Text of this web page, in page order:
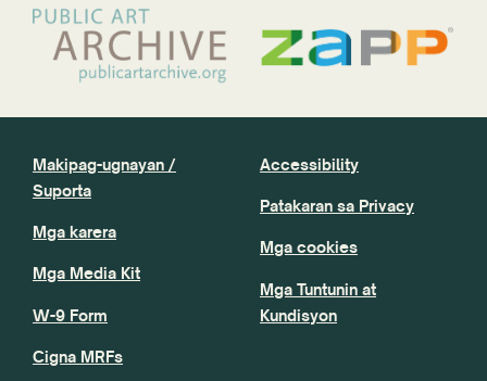
Makipag-ugnayan /
Suporta
Mga karera
Mga Media Kit
W-9 Form
Cigna MRFs
Accessibility
Patakaran sa Privacy
Mga cookies
Mga Tuntunin at
Kundisyon